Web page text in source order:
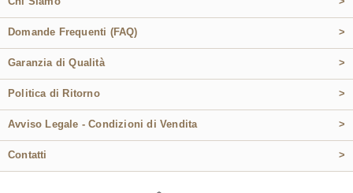
Domande Frequenti (FAQ) >
Garanzia di Qualità >
Politica di Ritorno >
Avviso Legale - Condizioni di Vendita >
Contatti >